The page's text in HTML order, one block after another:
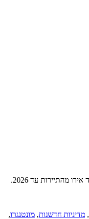
מבוא: תיירות כענף מוביל וחשיבות החדשנות התיירות מהווה את מגזר הייצוא המרכזי במונטנגרו ותורמת כ־22% לתמ"ג. עם תחזיות גידול חיוביות במיוחד, המדינה צפויה ליהנות מהכנסות של מיליארד אירו מהתיירות עד 2026.
, מדיניות חדשנות, מונטנגרו,